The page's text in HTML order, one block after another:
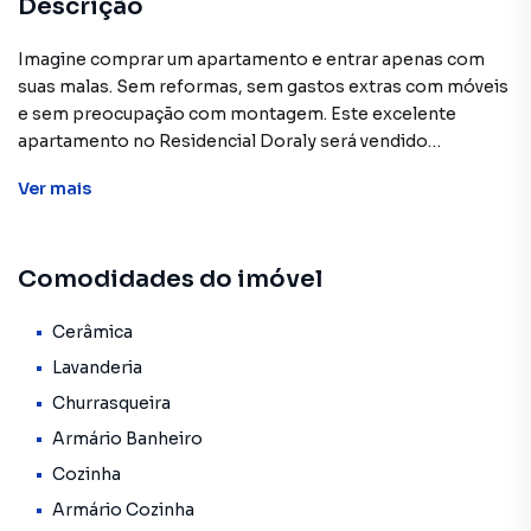
Descrição
Imagine comprar um apartamento e entrar apenas com
suas malas. Sem reformas, sem gastos extras com móveis
e sem preocupação com montagem. Este excelente
apartamento no Residencial Doraly será vendido
e conforto desde o primeiro dia.
benefício de Guarulhos, o imóvel é ideal para quem deseja
uma propriedade com excelente potencial de valorização
e locação.
DESTAQUES DO IMÓVEL
Apartamento totalmente mobiliado
2 dormitórios bem distribuídos
Cozinha equipada integrada à lavanderia
Ver mais
Comodidades do imóvel
Cerâmica
Lavanderia
Churrasqueira
Armário Banheiro
Cozinha
Armário Cozinha